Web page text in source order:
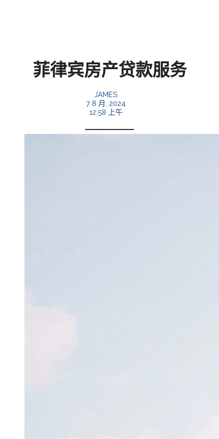
菲律宾房产贷款服务
JAMES
7 8 月, 2024
12:58 上午